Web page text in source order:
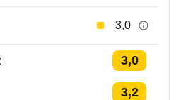
3,0
3,0
3,2